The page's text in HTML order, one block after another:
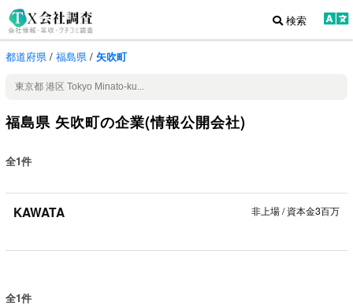
検索
都道府県 / 福島県 / 矢吹町
福島県 矢吹町の企業(情報公開会社)
全1件
KAWATA 非上場/資本金3百万
全1件